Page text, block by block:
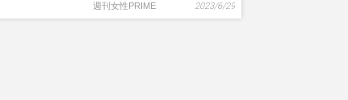
週刊女性PRIME 2023/6/29